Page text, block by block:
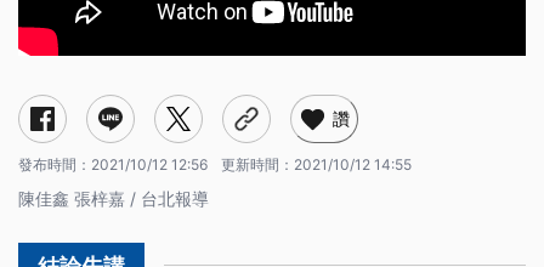
讚
發布時間： 2021/10/12 12:56 更新時間： 2021/10/12 14:55
陳佳鑫 張梓嘉 / 台北報導